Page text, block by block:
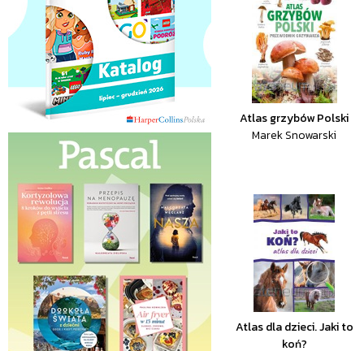
Atlas grzybów Polski
Marek Snowarski
Atlas dla dzieci. Jaki to
koń?